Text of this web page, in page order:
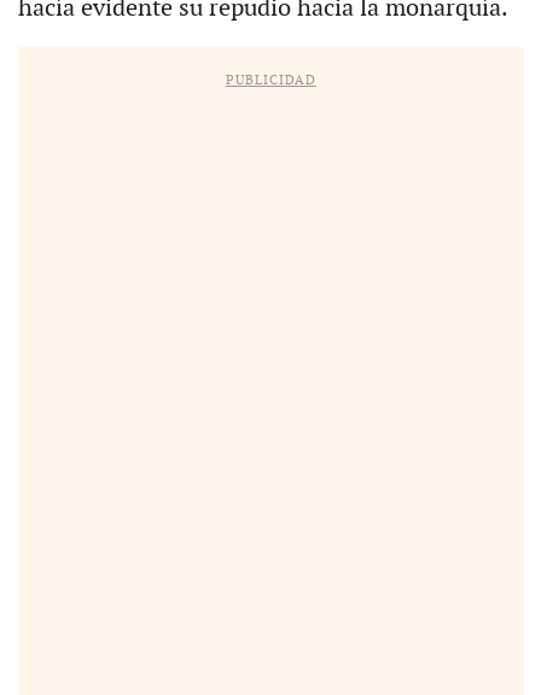
hacía evidente su repudio hacia la monarquía.
PUBLICIDAD